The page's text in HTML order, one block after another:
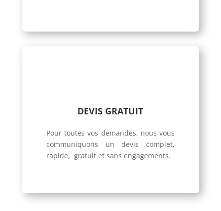
DEVIS GRATUIT
Pour toutes vos demandes, nous vous
communiquons un devis complet,
rapide, gratuit et sans engagements.